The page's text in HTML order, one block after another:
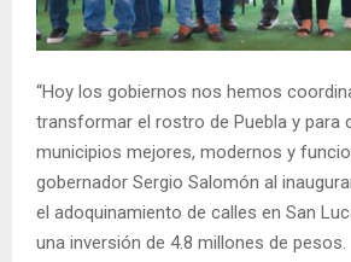
“Hoy los gobiernos nos hemos
transformar el rostro de Puebla y para
municipios mejores, modernos y
gobernador Sergio Salomón al
el adoquinamiento de calles en San
una inversión de 4.8 millones de pesos.